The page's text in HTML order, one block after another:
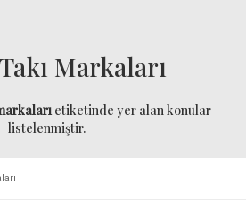
Markaları
etiketinde yer alan konular
listelenmiştir.